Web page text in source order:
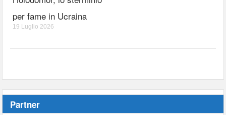
per fame in Ucraina
19 Luglio 2026
Partner